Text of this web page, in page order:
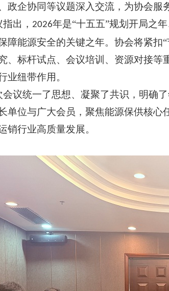
材有限公司成为广东省能源运销协会会员单位
政企协同等议题深入交流，为协会服
出， 2026年是“十五五”规划开局之
障能源安全的关键之年。协会将紧扣
、标杆试点、会议培训、资源对接等
业纽带作用。
会议统一了思想、凝聚了共识，明确
单位与广大会员，聚焦能源保供核
销行业高质量发展。